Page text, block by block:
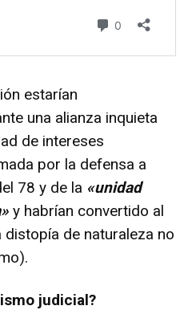
estarían
una alianza inquieta
de intereses
por la defensa a
78 y de la «unidad
y habrían convertido al
distopía de naturaleza no
judicial?